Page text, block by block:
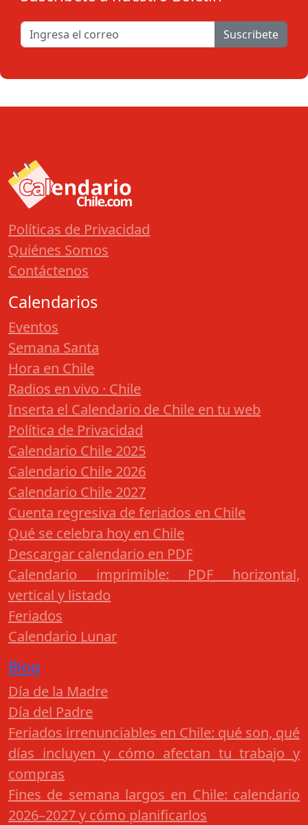
Suscribete
Políticas de Privacidad
Quiénes Somos
Contáctenos
Calendarios
Eventos
Semana Santa
Hora en Chile
Radios en vivo · Chile
Inserta el Calendario de Chile en tu web
Política de Privacidad
Calendario Chile 2025
Calendario Chile 2026
Calendario Chile 2027
Cuenta regresiva de feriados en Chile
Qué se celebra hoy en Chile
Descargar calendario en PDF
Calendario imprimible: PDF horizontal,
vertical y listado
Feriados
Calendario Lunar
Blog
Día de la Madre
Día del Padre
Feriados irrenunciables en Chile: qué son, qué
días incluyen y cómo afectan tu trabajo y
compras
Fines de semana largos en Chile: calendario
2026–2027 y cómo planificarlos